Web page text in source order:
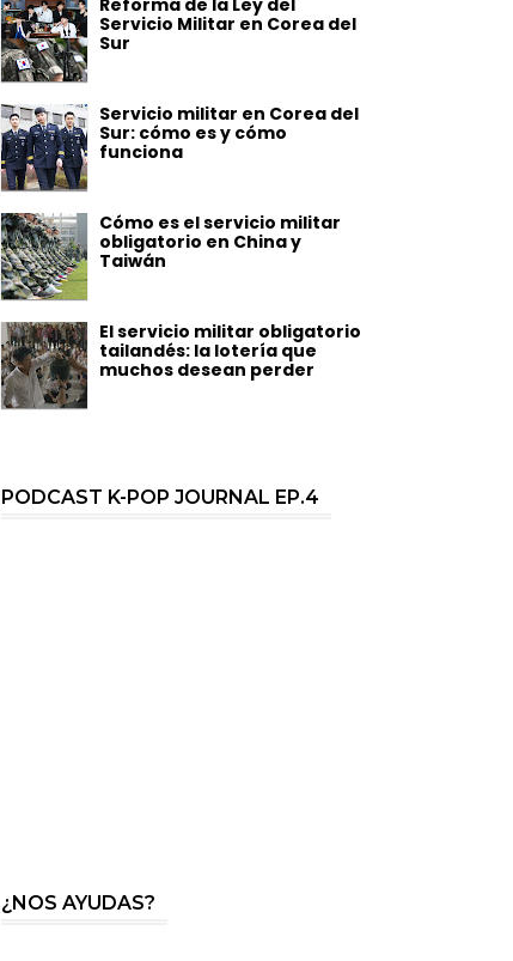
Servicio Militar en Corea del
Sur
Servicio militar en Corea del
Sur: cómo es y cómo
funciona
Cómo es el servicio militar
obligatorio en China y
Taiwán
El servicio militar obligatorio
tailandés: la lotería que
muchos desean perder
PODCAST K-POP JOURNAL EP.4
¿NOS AYUDAS?